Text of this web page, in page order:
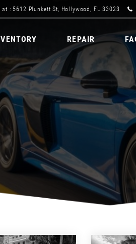
: 5612 Plunkett St, Hollywood, FL 33023
REPAIR